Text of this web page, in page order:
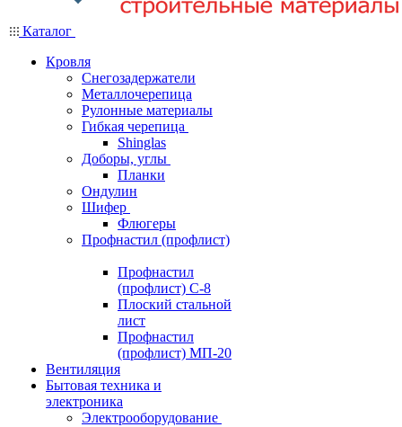
Каталог
Кровля
Снегозадержатели
Металлочерепица
Рулонные материалы
Гибкая черепица
Shinglas
Доборы, углы
Планки
Ондулин
Шифер
Флюгеры
Профнастил (профлист)
Профнастил
(профлист) С-8
Плоский стальной
лист
Профнастил
(профлист) МП-20
Вентиляция
Бытовая техника и
электроника
Электрооборудование